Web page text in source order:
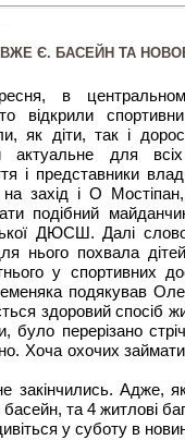
Є. БАСЕЙН ТА
в
відкрили
як діти, так і
актуальне для
і представники
на захід і О
подібний
ДЮСШ. Далі
нього похвала
у спортивних
подякував
здоровий спосіб
було перерізано
Хоча охочих
закінчились. Адже,
та 4 житлові
у суботу в